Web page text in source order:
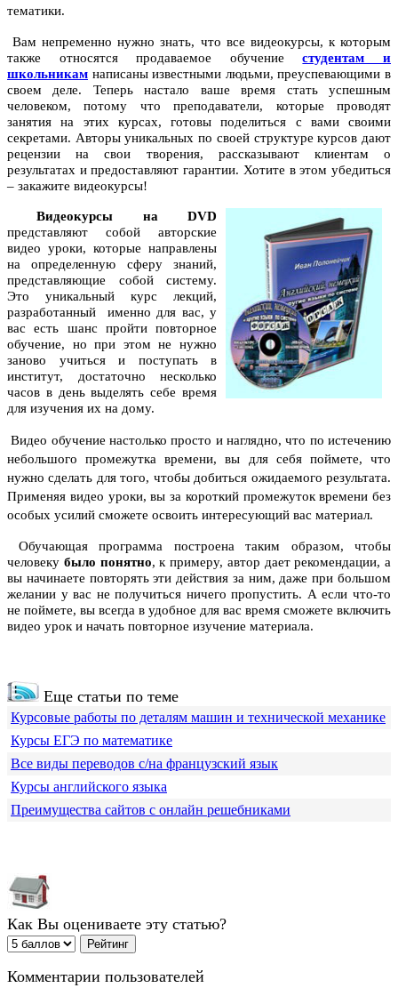
тематики.
Вам непременно нужно знать, что все видеокурсы, к которым
также относятся продаваемое обучениестудентам и
школьникам написаны известными людьми, преуспевающими в
своем деле. Теперь настало ваше время стать успешным
человеком, потому что преподаватели, которые проводят
занятия на этих курсах, готовы поделиться с вами своими
секретами. Авторы уникальных по своей структуре курсов дают
рецензии на свои творения, рассказывают клиентам о
результатах и предоставляют гарантии. Хотите в этом убедиться
– закажите видеокурсы!
Видеокурсы на DVD
представляют собой авторские
видео уроки, которые направлены
на определенную сферу знаний,
представляющие собой систему.
Это уникальный курс лекций,
разработанный именно для вас, у
вас есть шанс пройти повторное
обучение, но при этом не нужно
заново учиться и поступать в
институт, достаточно несколько
часов в день выделять себе время
для изучения их на дому.
Видео обучение настолько просто и наглядно, что по истечению
небольшого промежутка времени, вы для себя поймете, что
нужно сделать для того, чтобы добиться ожидаемого результата.
Применяя видео уроки, вы за короткий промежуток времени без
особых усилий сможете освоить интересующий вас материал.
Обучающая программа построена таким образом, чтобы
человеку было понятно, к примеру, автор дает рекомендации, а
вы начинаете повторять эти действия за ним, даже при большом
желании у вас не получиться ничего пропустить. А если что-то
не поймете, вы всегда в удобное для вас время сможете включить
видео урок и начать повторное изучение материала.
Еще статьи по теме
Курсовые работы по деталям машин и технической механике
Курсы ЕГЭ по математике
Все виды переводов с/на французский язык
Курсы английского языка
Преимущества сайтов с онлайн решебниками
Как Вы оцениваете эту статью?
Комментарии пользователей